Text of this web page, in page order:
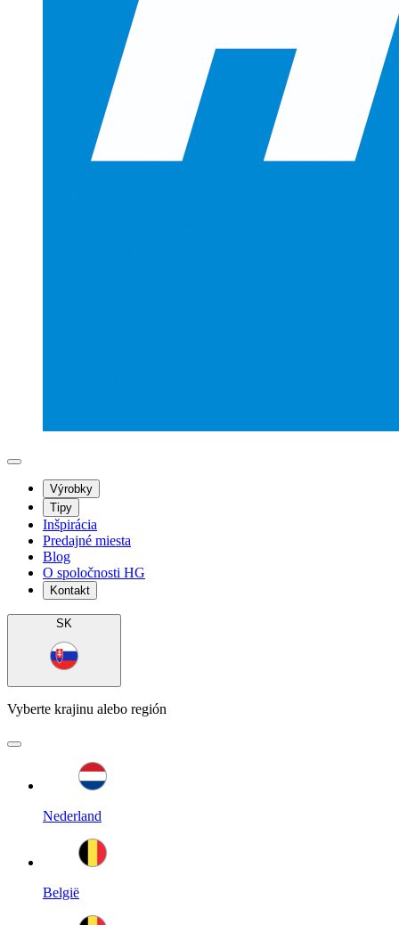
Výrobky
Tipy
Inšpirácia
Predajné miesta
Blog
O spoločnosti HG
Kontakt
SK
Vyberte krajinu alebo región
Nederland
België